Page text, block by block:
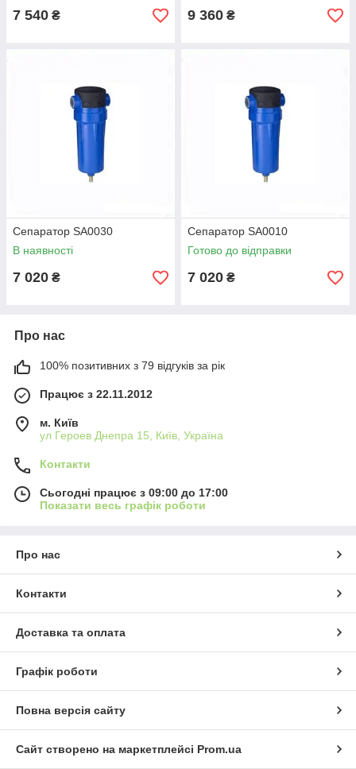
7 540 ₴ 9 360 ₴
Сепаратор SA0030
В наявності
7 020 ₴
Сепаратор SA0010
Готово до відправки
7 020 ₴
Про нас
100% позитивних з 79 відгуків за рік
Працює з 22.11.2012
м. Київ
ул Героев Днепра 15, Київ, Україна
Контакти
Сьогодні працює з 09:00 до 17:00
Показати весь графік роботи
Про нас
Контакти
Доставка та оплата
Графік роботи
Повна версія сайту
Сайт створено на маркетплейсі Prom.ua